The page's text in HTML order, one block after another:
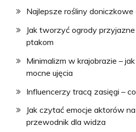
Najlepsze rośliny
Jak tworzyć ogrody
ptakom
Minimalizm w krajobrazie –
mocne ujęcia
Influencerzy tracą zasięgi –
Jak czytać emocje aktorów
przewodnik dla widza